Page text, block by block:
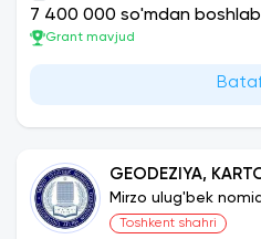
7 400 000 so'mdan boshlab
Grant mavjud
GEODEZIYA,
(FUNKSIYALARI
Mirzo ulug'bek
universiteti
Toshkent shahri